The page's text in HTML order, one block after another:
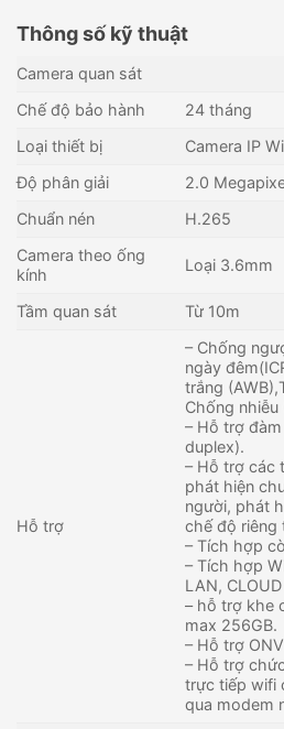
Thông số kỹ thuật
Camera quan sát
Chế độ bảo hành
24 tháng
Loại thiết bị
Camera IP
Độ phân giải
2.0
Chuẩn nén
H.265
Camera theo ống
kính
Loại 3.6mm
Tầm quan sát Từ 10m
Hỗ trợ
– Chống
ngày
trắng
Chống nhiễu
– Hỗ trợ
duplex).
– Hỗ trợ các
phát hiện
người, phát
chế độ riêng
– Tích hợp
– Tích hợp
LAN, CLOUD
– hỗ trợ khe
max 256GB.
– Hỗ trợ
– Hỗ trợ
trực tiếp wifi
qua modem